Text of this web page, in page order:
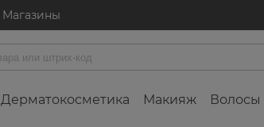
Магазины
Дерматокосметика Макияж Волосы